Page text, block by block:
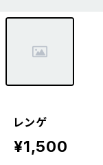
レンゲ
¥1,500